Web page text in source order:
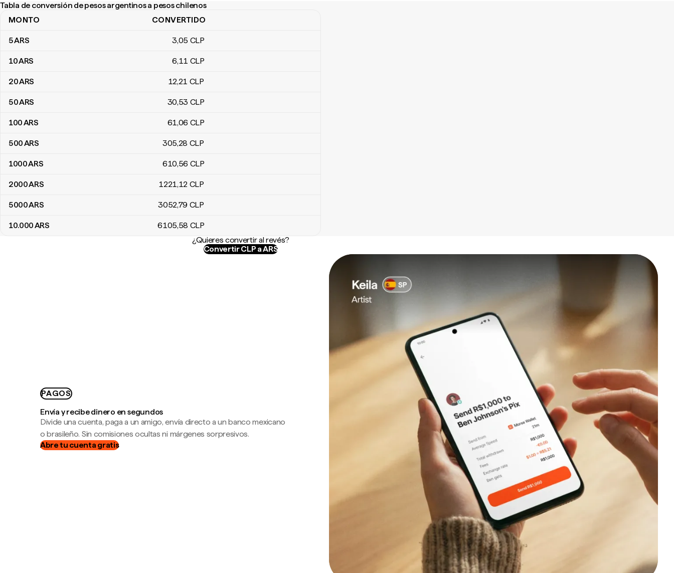
Tabla de conversión de pesos argentinos a pesos chilenos
Tabla de conversión de pesos argentinos a pesos chilenos
MONTO CONVERTIDO
5ARS 3,05 CLP
10ARS 6,11 CLP
20ARS 12,21 CLP
50ARS 30,53 CLP
100ARS 61,06 CLP
500ARS 305,28 CLP
1000ARS 610,56 CLP
2000ARS 1221,12 CLP
5000ARS 3052,79 CLP
10.000ARS 6105,58 CLP
¿Quieres convertir al revés?
Convertir CLP a ARS
PAGOS
Envía y recibe dinero en segundos
Divide una cuenta, paga a un amigo, envía directo a un banco mexicano
o brasileño. Sin comisiones ocultas ni márgenes sorpresivos.
Abre tu cuenta gratis